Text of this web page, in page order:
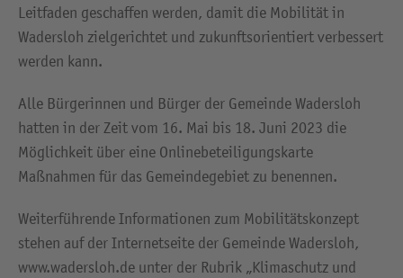
Leitfaden geschaffen werden, damit die Mobilität in
Wadersloh zielgerichtet und zukunftsorientiert verbessert
werden kann.
Alle Bürgerinnen und Bürger der Gemeinde Wadersloh
hatten in der Zeit vom 16. Mai bis 18. Juni 2023 die
Möglichkeit über eine Onlinebeteiligungskarte
Maßnahmen für das Gemeindegebiet zu benennen.
Weiterführende Informationen zum Mobilitätskonzept
stehen auf der Internetseite der Gemeinde Wadersloh,
www.wadersloh.de unter der Rubrik „Klimaschutz und